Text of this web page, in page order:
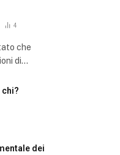
4
che
di…
chi?
dei